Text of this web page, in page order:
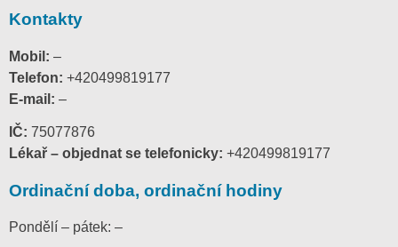
Kontakty
Mobil: –
Telefon: +420499819177
E-mail: –
IČ: 75077876
Lékař – objednat se telefonicky: +420499819177
Ordinační doba, ordinační hodiny
Pondělí – pátek: –